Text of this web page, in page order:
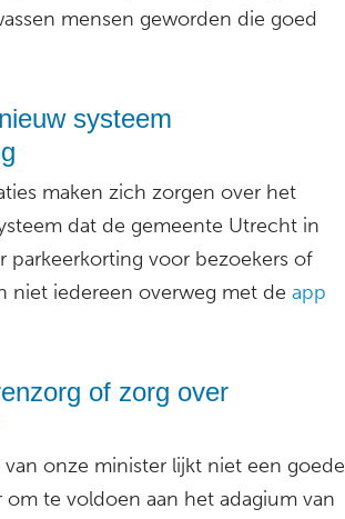
mensen geworden die goed
systeem
maken zich zorgen over het
dat de gemeente Utrecht in
parkeerkorting voor bezoekers of
niet iedereen overweg met de app
of zorg over
onze minister lijkt niet een goede
om te voldoen aan het adagium van